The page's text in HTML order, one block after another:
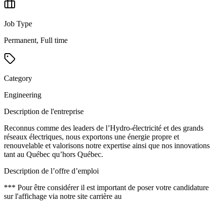
Job Type
Permanent, Full time
Category
Engineering
Description de l'entreprise
Reconnus comme des leaders de l’Hydro-électricité et des grands
réseaux électriques, nous exportons une énergie propre et
renouvelable et valorisons notre expertise ainsi que nos innovations
tant au Québec qu’hors Québec.
Description de l’offre d’emploi
*** Pour être considérer il est important de poser votre candidature
sur l'affichage via notre site carrière au